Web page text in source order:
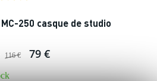
250 casque de studio
116 € 79 €